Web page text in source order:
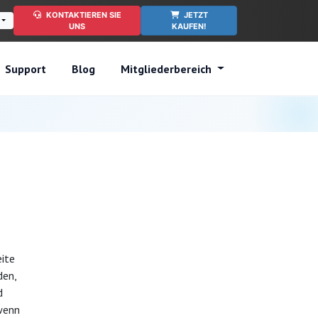
KONTAKTIEREN SIE
UNS
JETZT
KAUFEN!
Support Blog Mitgliederbereich